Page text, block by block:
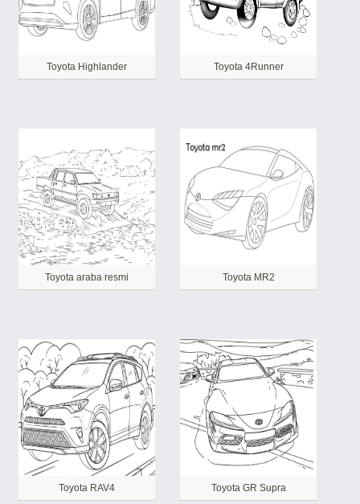
Toyota Highlander Toyota 4Runner
Toyota araba resmi Toyota MR2
Toyota RAV4 Toyota GR Supra